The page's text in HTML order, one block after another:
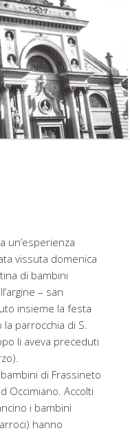
un’esperienza
vissuta domenica
di bambini
– san
insieme la festa
parrocchia di S.
li aveva preceduti
di Frassineto
Occimiano. Accolti
i bambini
hanno